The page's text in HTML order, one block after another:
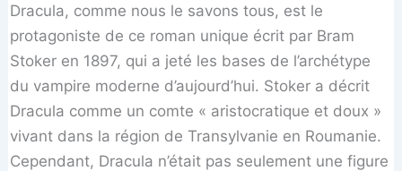
Dracula, comme nous le savons tous, est le
protagoniste de ce roman unique écrit par Bram
Stoker en 1897, qui a jeté les bases de l’archétype
du vampire moderne d’aujourd’hui. Stoker a décrit
Dracula comme un comte « aristocratique et doux »
vivant dans la région de Transylvanie en Roumanie.
Cependant, Dracula n’était pas seulement une figure